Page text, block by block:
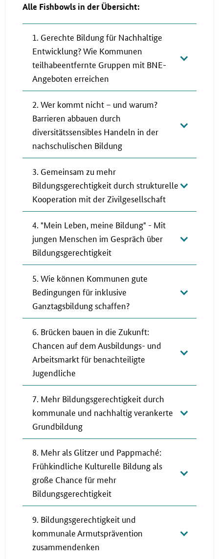
Alle Fishbowls in der Übersicht:
1. Gerechte Bildung für Nachhaltige
Entwicklung? Wie Kommunen
teilhabeentfernte Gruppen mit BNE-
Angeboten erreichen
2. Wer kommt nicht – und warum?
Barrieren abbauen durch
diversitätssensibles Handeln in der
nachschulischen Bildung
3. Gemeinsam zu mehr
Bildungsgerechtigkeit durch strukturelle
Kooperation mit der Zivilgesellschaft
4. "Mein Leben, meine Bildung" - Mit
jungen Menschen im Gespräch über
Bildungsgerechtigkeit
5. Wie können Kommunen gute
Bedingungen für inklusive
Ganztagsbildung schaffen?
6. Brücken bauen in die Zukunft:
Chancen auf dem Ausbildungs- und
Arbeitsmarkt für benachteiligte
Jugendliche
7. Mehr Bildungsgerechtigkeit durch
kommunale und nachhaltig verankerte
Grundbildung
8. Mehr als Glitzer und Pappmaché:
Frühkindliche Kulturelle Bildung als
große Chance für mehr
Bildungsgerechtigkeit
9. Bildungsgerechtigkeit und
kommunale Armutsprävention
zusammendenken